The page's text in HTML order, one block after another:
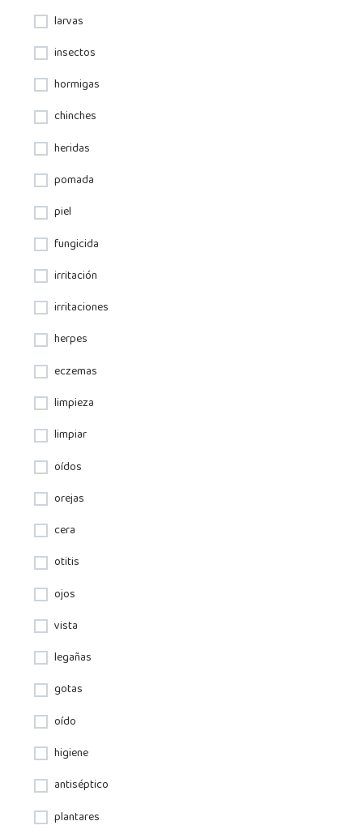
larvas
insectos
hormigas
chinches
heridas
pomada
piel
fungicida
irritación
irritaciones
herpes
eczemas
limpieza
limpiar
oídos
orejas
cera
otitis
ojos
vista
legañas
gotas
oído
higiene
antiséptico
plantares